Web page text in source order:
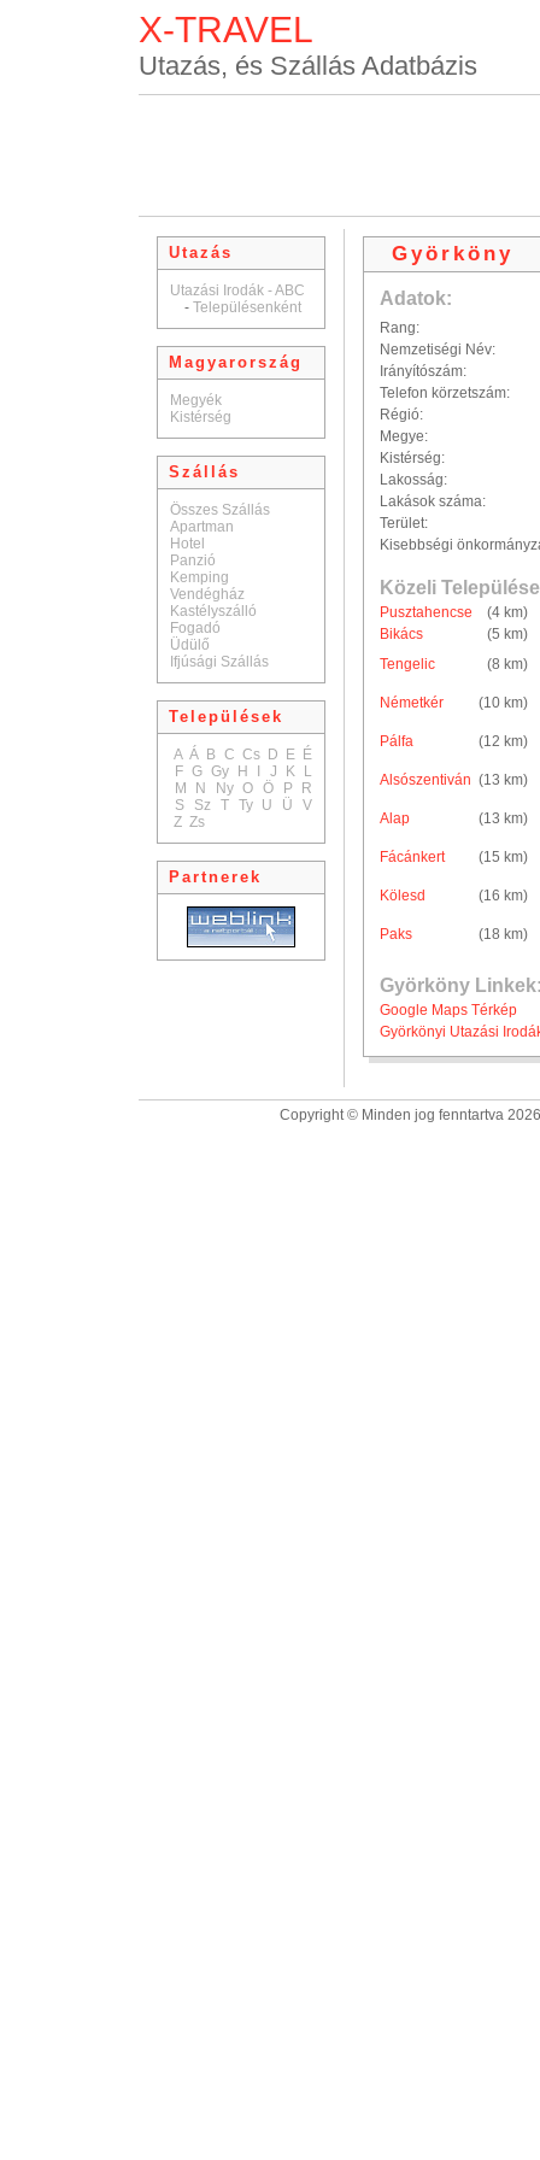
X-TRAVEL
Utazás, és Szállás Adatbázis
Utazás
Utazási Irodák - ABC
- Településenként
Magyarország
Megyék
Kistérség
Szállás
Összes Szállás
Apartman
Hotel
Panzió
Kemping
Vendégház
Kastélyszálló
Fogadó
Üdülő
Ifjúsági Szállás
Települések
A Á B C Cs D E É
F G Gy H J K
L
M
N Ny O Ö P
R
S
Sz T Ty U Ü
V
Z Zs
Partnerek
Györköny
Adatok:
Rang:
Nemzetiségi Név:
Irányítószám:
Telefon körzetszám:
Régió:
Megye:
Kistérség:
Lakosság:
Lakások száma:
Terület:
Kisebbségi
Közeli
Pusztahencse
(4 km)
Bikács
(5 km)
Tengelic
(8 km)
Németkér (10 km)
Pálfa (12 km)
Alsószentiván (13 km)
Alap (13 km)
Fácánkert (15 km)
Kölesd (16 km)
Paks (18 km)
Györköny
Google Maps Térkép
Györkönyi Utazási
Copyright © Minden jog fenntartva